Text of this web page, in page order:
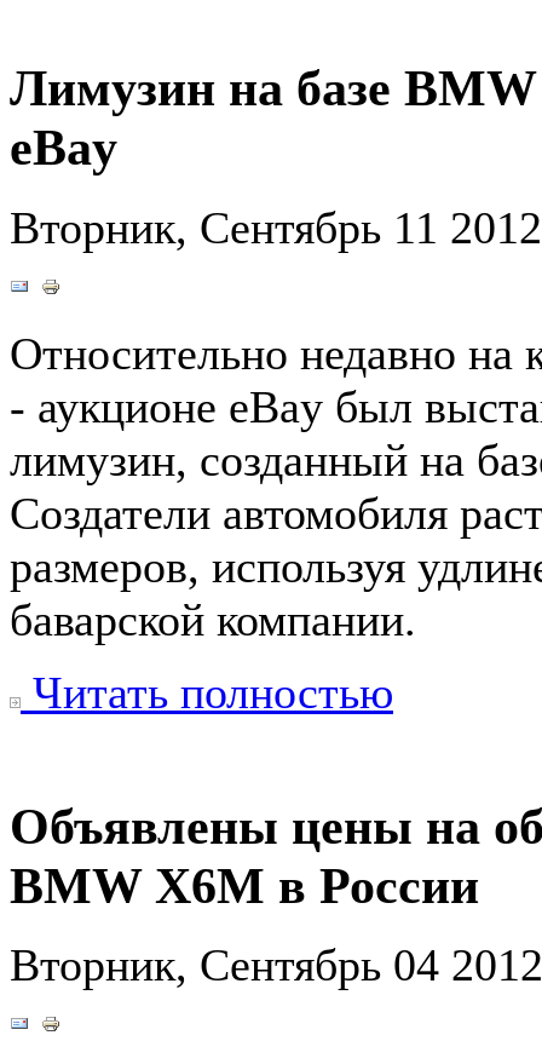
Лимузин на базе
eBay
Вторник, Сентябрь 11
Относительно недавно на
- аукционе eBay был
лимузин, созданный на
Создатели автомобиля
размеров, используя
баварской компании.
Читать полностью
Объявлены цены на
BMW X6M в России
Вторник, Сентябрь 04